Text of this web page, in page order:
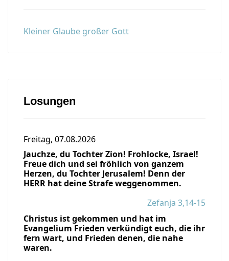
Kleiner Glaube großer Gott
Losungen
Freitag, 07.08.2026
Jauchze, du Tochter Zion! Frohlocke, Israel!
Freue dich und sei fröhlich von ganzem
Herzen, du Tochter Jerusalem! Denn der
HERR hat deine Strafe weggenommen.
Zefanja 3,14-15
Christus ist gekommen und hat im
Evangelium Frieden verkündigt euch, die ihr
fern wart, und Frieden denen, die nahe
waren.